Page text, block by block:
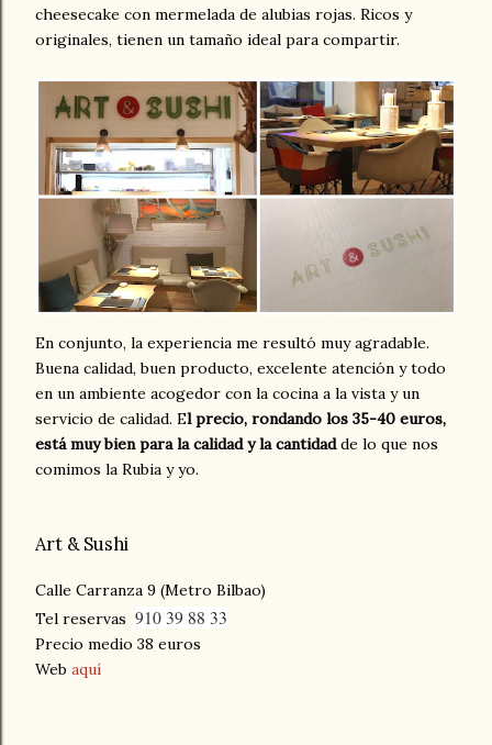
cheesecake con mermelada de alubias rojas. Ricos y
originales, tienen un tamaño ideal para compartir.
En conjunto, la experiencia me resultó muy agradable.
Buena calidad, buen producto, excelente atención y todo
en un ambiente acogedor con la cocina a la vista y un
servicio de calidad. El precio, rondando los 35-40 euros,
está muy bien para la calidad y la cantidadde lo que nos
comimos la Rubia y yo.
Art & Sushi
Calle Carranza 9 (Metro Bilbao)
Tel reservas 910 39 88 33
Precio medio 38 euros
Web aquí